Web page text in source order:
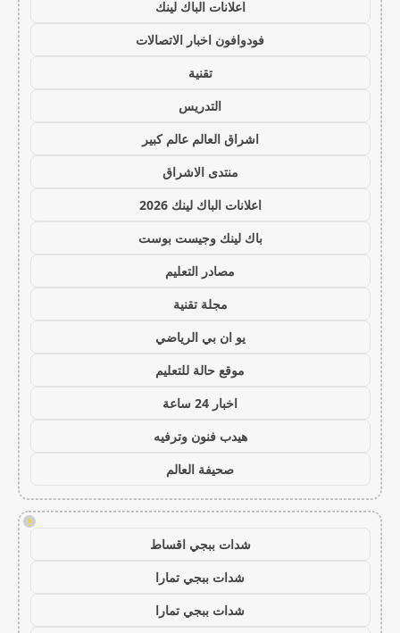
اعلانات الباك لينك
فودوافون اخبار الاتصالات
تقنية
التدريس
اشراق العالم عالم كبير
منتدى الاشراق
اعلانات الباك لينك 2026
باك لينك وجيست بوست
مصادر التعليم
مجلة تقنية
يو ان بي الرياضي
موقع حالة للتعليم
اخبار 24 ساعة
هيدب فنون وترفيه
صحيفة العالم
!
شدات ببجي اقساط
شدات ببجي تمارا
شدات ببجي تمارا